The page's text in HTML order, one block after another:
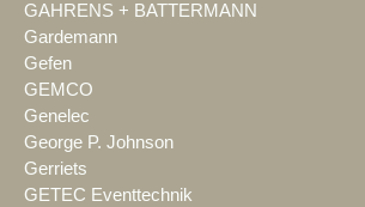
GAHRENS + BATTERMANN
Gardemann
Gefen
GEMCO
Genelec
George P. Johnson
Gerriets
GETEC Eventtechnik